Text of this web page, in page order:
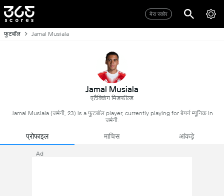
मेरा स्कोर
फुटबॉल Jamal Musiala
Jamal Musiala
एटैक्किंग मिडफील्ड
Jamal Musiala (जर्मनी, 23) is a फुटबॉल player, currently playing for बेयर्न म्यूनिक in
जर्मनी.
प्रोफाइल माचिस आंकड़े
Ad